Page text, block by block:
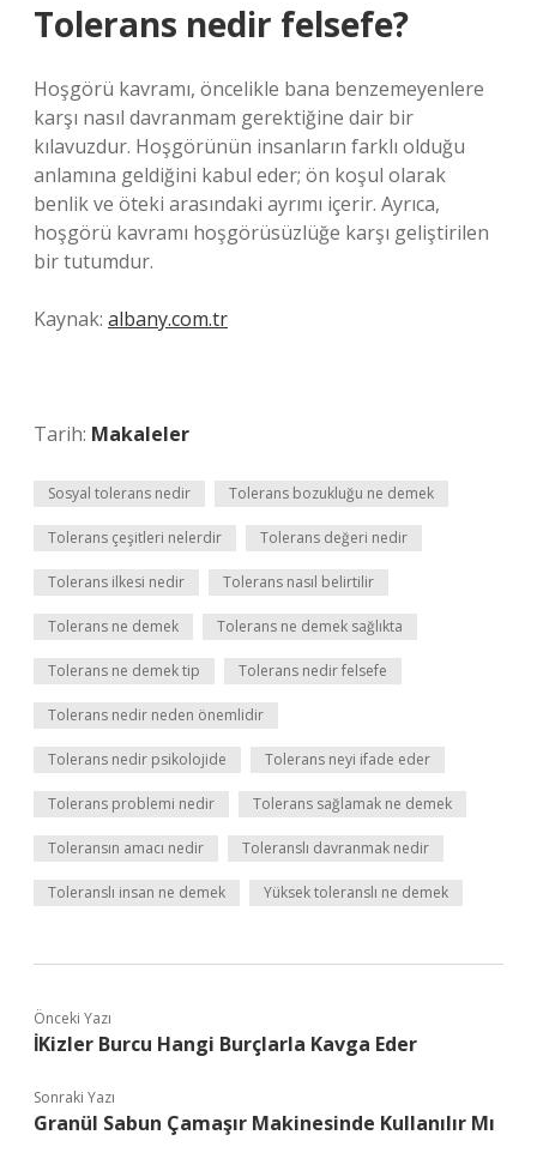
Tolerans nedir felsefe?
Hoşgörü kavramı, öncelikle bana benzemeyenlere
karşı nasıl davranmam gerektiğine dair bir
kılavuzdur. Hoşgörünün insanların farklı olduğu
anlamına geldiğini kabul eder; ön koşul olarak
benlik ve öteki arasındaki ayrımı içerir. Ayrıca,
hoşgörü kavramı hoşgörüsüzlüğe karşı geliştirilen
bir tutumdur.
Kaynak: albany.com.tr
Tarih: Makaleler
Sosyal tolerans nedir Tolerans bozukluğu ne demek
Tolerans çeşitleri nelerdir Tolerans değeri nedir
Tolerans ilkesi nedir Tolerans nasıl belirtilir
Tolerans ne demek Tolerans ne demek sağlıkta
Tolerans ne demek tip Tolerans nedir felsefe
Tolerans nedir neden önemlidir
Tolerans nedir psikolojide Tolerans neyi ifade eder
Tolerans problemi nedir Tolerans sağlamak ne demek
Toleransın amacı nedir Toleranslı davranmak nedir
Toleranslı insan ne demek Yüksek toleranslı ne demek
Önceki Yazı
İKizler Burcu Hangi Burçlarla Kavga Eder
Sonraki Yazı
Granül Sabun Çamaşır Makinesinde Kullanılır Mı